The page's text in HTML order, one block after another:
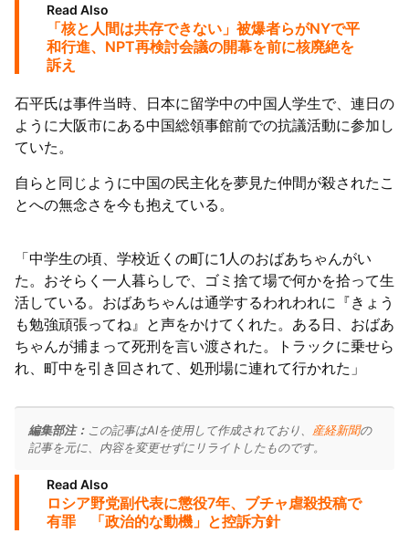
Read Also
「核と人間は共存できない」被爆者らがNYで平
和行進、NPT再検討会議の開幕を前に核廃絶を
訴え
石平氏は事件当時、日本に留学中の中国人学生で、連日の
ように大阪市にある中国総領事館前での抗議活動に参加し
ていた。
自らと同じように中国の民主化を夢見た仲間が殺されたこ
とへの無念さを今も抱えている。
「中学生の頃、学校近くの町に1人のおばあちゃんがい
た。おそらく一人暮らしで、ゴミ捨て場で何かを拾って生
活している。おばあちゃんは通学するわれわれに『きょう
も勉強頑張ってね』と声をかけてくれた。ある日、おばあ
ちゃんが捕まって死刑を言い渡された。トラックに乗せら
れ、町中を引き回されて、処刑場に連れて行かれた」
編集部注： この記事はAIを使用して作成されており、 産経新聞の
記事を元に、内容を変更せずにリライトしたものです。
Read Also
ロシア野党副代表に懲役7年、ブチャ虐殺投稿で
有罪 「政治的な動機」と控訴方針